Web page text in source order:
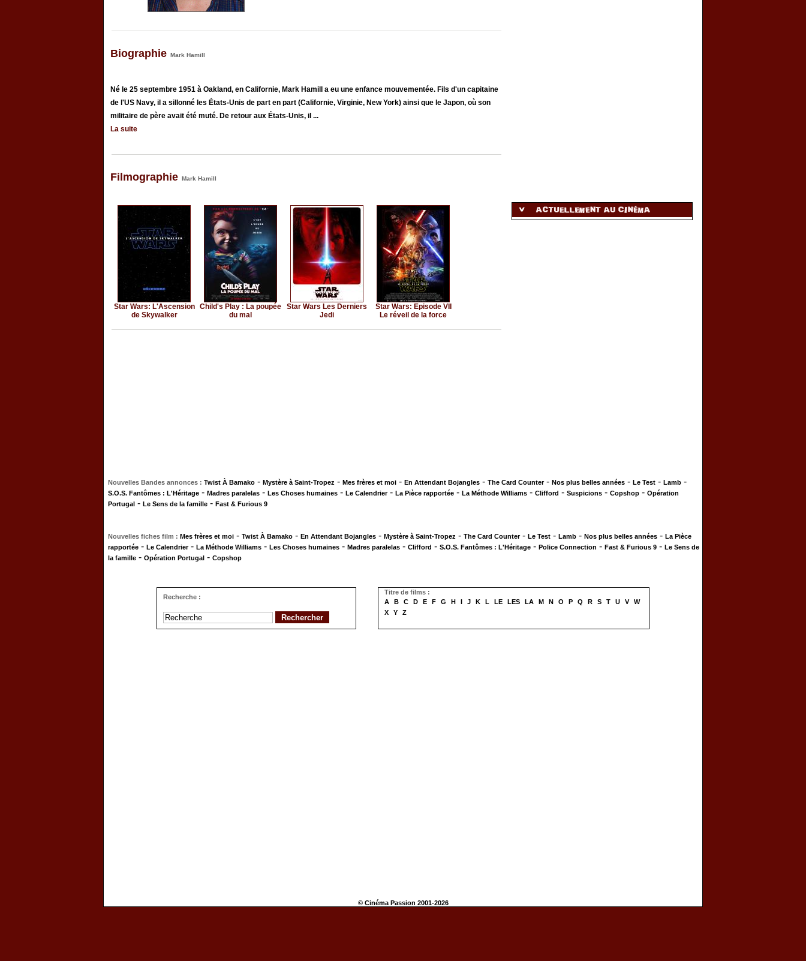
Biographie Mark Hamill
Né le 25 septembre 1951 à Oakland, en Californie, Mark Hamill a eu une enfance mouvementée. Fils d'un capitaine
de l'US Navy, il a sillonné les États-Unis de part en part (Californie, Virginie, New York) ainsi que le Japon, où son
militaire de père avait été muté. De retour aux États-Unis, il ...
La suite
Filmographie Mark Hamill
Star Wars: L'Ascension
de Skywalker
Child's Play : La poupée
du mal
Star Wars Les Derniers
Jedi
Star Wars: Episode VII
Le réveil de la force
Nouvelles Bandes annonces : Twist À Bamako - Mystère à Saint-Tropez - Mes frères et moi - En Attendant Bojangles - The Card Counter- Nos plus belles années - Le Test - Lamb -
S.O.S. Fantômes : L'Héritage - Madres paralelas - Les Choses humaines - Le Calendrier- La Pièce rapportée - La Méthode Williams - Clifford - Suspicions - Copshop - Opération
Portugal - Le Sens de la famille - Fast & Furious 9
Nouvelles fiches film : Mes frères et moi - Twist À Bamako - En Attendant Bojangles - Mystère à Saint-Tropez - The Card Counter- Le Test - Lamb - Nos plus belles années - La Pièce
rapportée - Le Calendrier- La Méthode Williams - Les Choses humaines - Madres paralelas - Clifford - S.O.S. Fantômes : L'Héritage - Police Connection - Fast & Furious 9 - Le Sens de
la famille - Opération Portugal - Copshop
Recherche :
Titre de films :
A
B C D E F G H I J K L LE LES LA M N O P Q R S T U V
W
X
Y Z
© Cinéma Passion 2001-2026